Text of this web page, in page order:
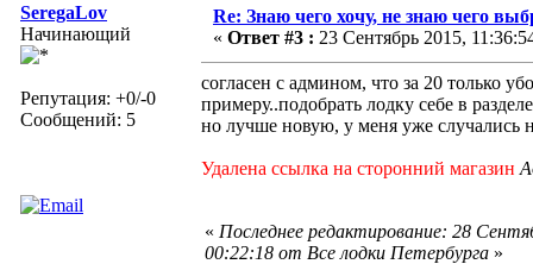
SeregaLov
Начинающий
Репутация: +0/-0
Сообщений: 5
Re: Знаю чего хочу, не знаю чего
« Ответ #3 : 23 Сентябрь 2015,
согласен с админом, что за 20 только
примеру..подобрать лодку себе в
но лучше новую, у меня уже случались
Удалена ссылка на сторонний магазин
« Последнее редактирование: 28
00:22:18 от Все лодки Петербурга »